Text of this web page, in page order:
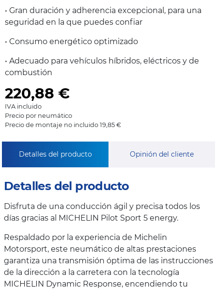
• Gran duración y adherencia excepcional, para una
seguridad en la que puedes confiar
• Consumo energético optimizado
• Adecuado para vehículos híbridos, eléctricos y de
combustión
220,88 €
IVA incluido
Precio por neumático
Precio de montaje no incluido 19,85 €
Detalles del producto Opinión del cliente
Detalles del producto
Disfruta de una conducción ágil y precisa todos los
días gracias al MICHELIN Pilot Sport 5 energy.
Respaldado por la experiencia de Michelin
Motorsport, este neumático de altas prestaciones
garantiza una transmisión óptima de las instrucciones
de la dirección a la carretera con la tecnología
MICHELIN Dynamic Response, encendiendo tu